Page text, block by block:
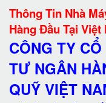
Thông Tin Nhà
Hàng Đầu Tại
CÔNG TY
TƯ NGÂN
QUỸ VIỆT